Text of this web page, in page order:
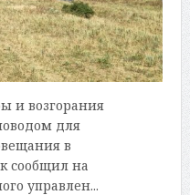
и возгорания
для
в
сообщил на
управлен...